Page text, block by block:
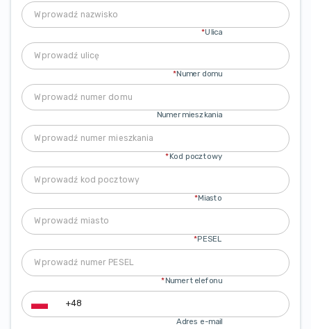
Ulica
*
Numer domu
*
Numer mieszkania
Kod pocztowy
*
Miasto
*
PESEL
*
Numer telefonu
*
Adres e-mail